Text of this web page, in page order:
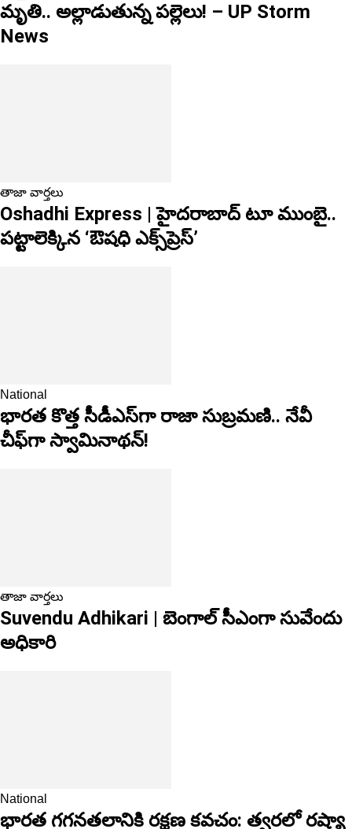
మృతి.. అల్లాడుతున్న పల్లెలు! – UP Storm
News
తాజా వార్తలు
Oshadhi Express | హైదరాబాద్ టూ ముంబై..
పట్టాలెక్కిన ‘ఔషధి ఎక్స్‌ప్రెస్’
National
భారత కొత్త సీడీఎస్‌గా రాజా సుబ్రమణి.. నేవీ
చీఫ్‌గా స్వామినాథన్!
తాజా వార్తలు
Suvendu Adhikari | బెంగాల్ సీఎంగా సువేందు
అధికారి
National
భారత గగనతలానికి రక్షణ కవచం: త్వరలో రష్యా